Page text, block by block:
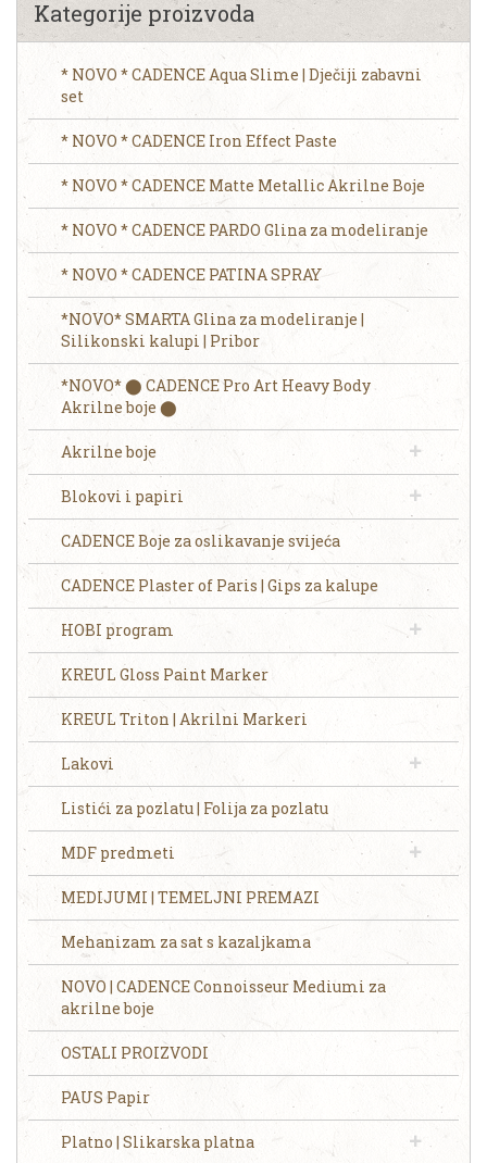
Kategorije proizvoda
* NOVO * CADENCE Aqua Slime | Dječiji zabavni
set
* NOVO * CADENCE Iron Effect Paste
* NOVO * CADENCE Matte Metallic Akrilne Boje
* NOVO * CADENCE PARDO Glina za modeliranje
* NOVO * CADENCE PATINA SPRAY
*NOVO* SMARTA Glina za modeliranje |
Silikonski kalupi | Pribor
*NOVO* ⬤ CADENCE Pro Art Heavy Body
Akrilne boje ⬤
Akrilne boje
Blokovi i papiri
CADENCE Boje za oslikavanje svijeća
CADENCE Plaster of Paris | Gips za kalupe
HOBI program
KREUL Gloss Paint Marker
KREUL Triton | Akrilni Markeri
Lakovi
Listići za pozlatu | Folija za pozlatu
MDF predmeti
MEDIJUMI | TEMELJNI PREMAZI
Mehanizam za sat s kazaljkama
NOVO | CADENCE Connoisseur Mediumi za
akrilne boje
OSTALI PROIZVODI
PAUS Papir
Platno | Slikarska platna